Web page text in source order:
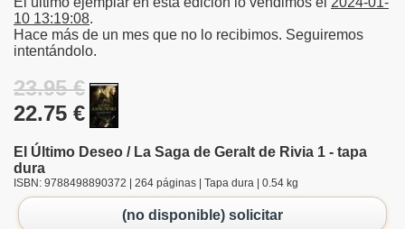
10 13:19:08.
Hace más de un mes que no lo recibimos. Seguiremos
intentándolo.
23.95 €
22.75 €
El Último Deseo / La Saga de Geralt de Rivia 1 - tapa
dura
ISBN: 9788498890372 | 264 páginas | Tapa dura | 0.54 kg
(no disponible) solicitar